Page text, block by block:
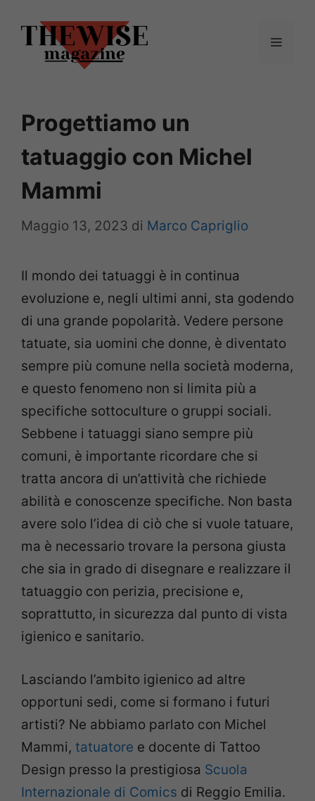
contenuto
Menu
Progettiamo un
tatuaggio con Michel
Mammi
Maggio 13, 2023 di Marco Capriglio
Il mondo dei tatuaggi è in continua
evoluzione e, negli ultimi anni, sta godendo
di una grande popolarità. Vedere persone
tatuate, sia uomini che donne, è diventato
sempre più comune nella società moderna,
e questo fenomeno non si limita più a
specifiche sottoculture o gruppi sociali.
Sebbene i tatuaggi siano sempre più
comuni, è importante ricordare che si
tratta ancora di un’attività che richiede
abilità e conoscenze specifiche. Non basta
avere solo l’idea di ciò che si vuole tatuare,
ma è necessario trovare la persona giusta
che sia in grado di disegnare e realizzare il
tatuaggio con perizia, precisione e,
soprattutto, in sicurezza dal punto di vista
igienico e sanitario.
Lasciando l’ambito igienico ad altre
opportuni sedi, come si formano i futuri
artisti? Ne abbiamo parlato con Michel
Mammi, tatuatore e docente di Tattoo
Design presso la prestigiosa Scuola
Internazionale di Comics di Reggio Emilia.